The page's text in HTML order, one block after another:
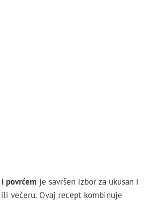
povrćem je savršen izbor za ukusan i
ili večeru. Ovaj recept kombinuje